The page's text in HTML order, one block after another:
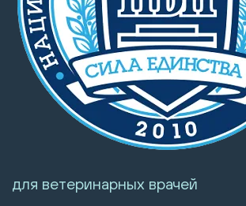
для ветеринарных врачей